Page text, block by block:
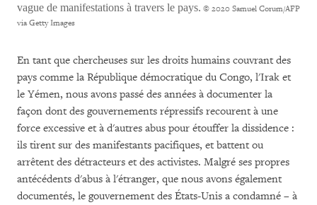
vague de manifestations à travers le pays. © 2020 Samuel Corum/AFP
via Getty Images
En tant que chercheuses sur les droits humains couvrant des
pays comme la République démocratique du Congo, l'Irak et
le Yémen, nous avons passé des années à documenter la
façon dont des gouvernements répressifs recourent à une
force excessive et à d'autres abus pour étouffer la dissidence :
ils tirent sur des manifestants pacifiques, et battent ou
arrêtent des détracteurs et des activistes. Malgré ses propres
antécédents d'abus à l'étranger, que nous avons également
documentés, le gouvernement des États-Unis a condamné – à